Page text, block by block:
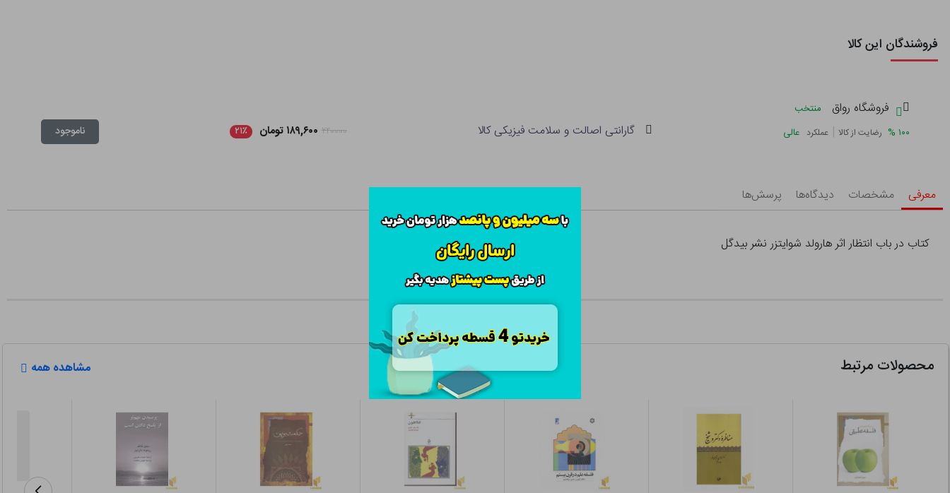
فروشندگان این کالا
فروشگاه رواق
منتخب
۱۰۰ % رضایت از کالا | عملکرد عالی گارانتی اصالت و سلامت فیزیکی کالا ۲۴۰۰۰۰ ۱۸۹,۶۰۰ تومان ۲۱٪ ناموجود
معرفی مشخصات دیدگاه‌ها پرسش‌ها
کتاب در باب انتظار اثر هارولد شوایتزر نشر بیدگل
محصولات مرتبط مشاهده همه